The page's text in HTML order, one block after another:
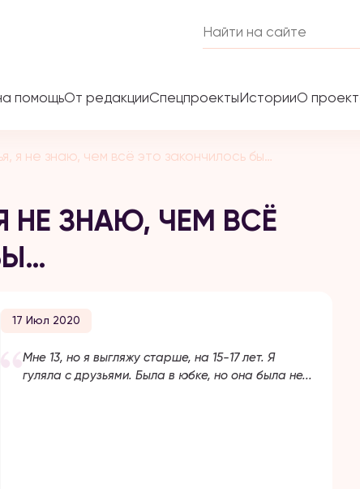
помощьОт редакцииСпецпроектыИсторииО
я не знаю, чем всё это закончилось бы…
НЕ ЗНАЮ, ЧЕМ ВСЁ
17 Июл 2020
Мне 13, но я выгляжу старше, на 15-17 лет. Я
гуляла с друзьями. Была в юбке, но она была не...